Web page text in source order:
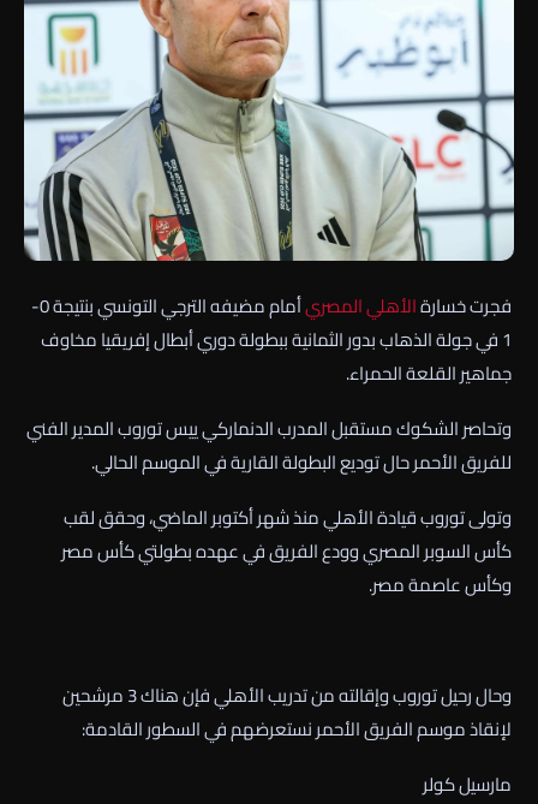
فجرت خسارةالأهليالمصري
أمام مضيفه الترجي التونسي بنتيجة 0-
1 في جولة الذهاب بدور الثمانية ببطولة دوري أبطال إفريقيا مخاوف
جماهير القلعة الحمراء.
وتحاصر الشكوك مستقبل المدرب الدنماركي ييس توروب المدير الفني
للفريق الأحمر حال توديع البطولة القارية في الموسم الحالي.
وتولى توروب قيادة الأهلي منذ شهر أكتوبر الماضي، وحقق لقب
كأس السوبر المصري وودع الفريق في عهده بطولتي كأس مصر
وكأس عاصمة مصر.
وحال رحيل توروب وإقالته من تدريب الأهلي فإن هناك 3 مرشحين
لإنقاذ موسم الفريق الأحمر نستعرضهم في السطور القادمة:
مارسيل كولر